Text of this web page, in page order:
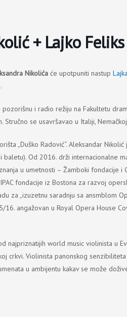
+ Lajko Feliks
Nikolića će upotpuniti nastup
i radio režiju na Fakultetu
Stručno se usavršavao u Italiji,
„Duško Radović“. Aleksandar
baletu). Od 2016. drži internacionalne
u umetnosti – Žamboki fondacije i
fondacije iz Bostona za razvoj
za „izuzetnu saradnju sa ansmblom
16. angažovan u Royal Opera House
najpriznatijih world music violinista u
crkvi. Violinista panonskog
u ambijentu kakav se može